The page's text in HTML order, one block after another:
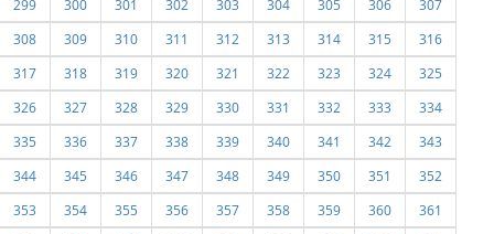
299
300 301 302 303 304 305 306
307
308
309 310 311 312 313 314 315
316
317
318 319 320 321 322 323 324
325
326
327 328 329 330 331 332 333
334
335
336 337 338 339 340 341 342
343
344
345 346 347 348 349 350 351
352
353
354 355 356 357 358 359 360
361